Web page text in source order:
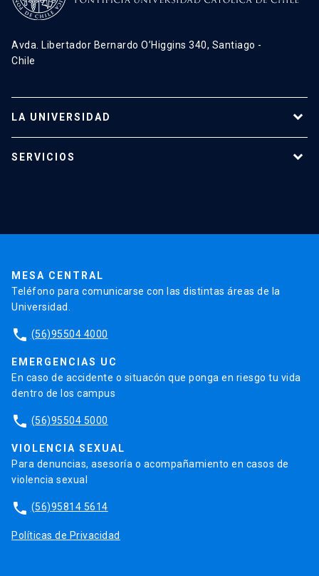
Avda. Libertador Bernardo O’Higgins 340, Santiago -
Chile
LA UNIVERSIDAD
SERVICIOS
MESA CENTRAL
Teléfono para comunicarse con las distintas áreas de la
Universidad.
phone (56)95504 4000
EMERGENCIAS UC
En caso de accidente o situacón que ponga en riesgo tu vida
dentro de los campus
phone (56)95504 5000
VIOLENCIA SEXUAL
Para denuncias, asesoría o acompañamiento en casos de
violencia sexual
phone (56)95814 5614
Políticas de Privacidad